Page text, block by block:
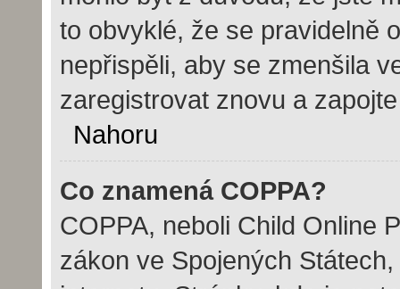
to obvyklé, že se pravidelně
nepřispěli, aby se zmenšila
zaregistrovat znovu a
Nahoru
Co znamená COPPA?
COPPA, neboli Child Online
zákon ve Spojených